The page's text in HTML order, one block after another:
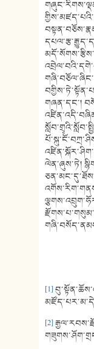
གཞན་དང་།
ལེན་ཞུས་ཏེ།
[1]
[2]